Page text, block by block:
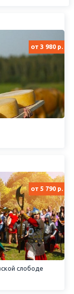
от 3 980 р.
от 5 790 р.
слободе